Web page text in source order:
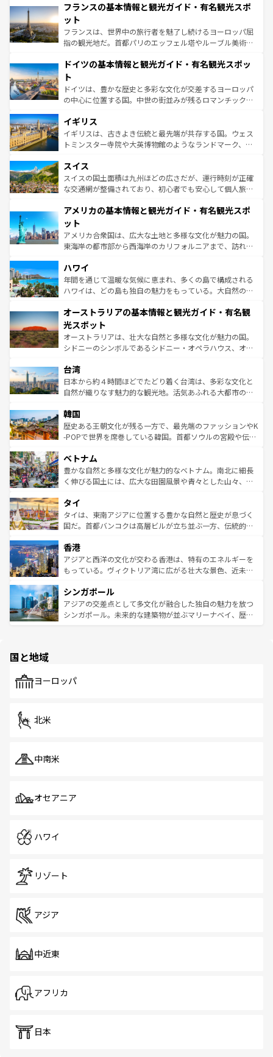
ませてくれるイタリアで、忘れられない旅をしてみよう！
なお、新着のイタリア情報は
しい。
文化が根付くこの国では、情熱的なフラメンコ、熱気あふ
れる闘牛、そして美味しいタパスが生活の一部となってい
る。首都マドリードの洗練された雰囲気や、バルセロナの
アートに溢れた街角から、地方では古代ローマ遺跡や中世
せる。地方によって風土や気候が異なるスペインはその個
ンテンツ一覧 を参照してほしい。
フランスの基本情報と観光ガイド・有名観光スポ
ット
フランスは、世界中の旅行者を魅了し続けるヨーロッパ屈
指の観光地だ。首都パリのエッフェル塔やルーブル美術館
で、幅広い魅力が詰まっている。華麗な宮殿、歴史的な大
聖堂、美しいビーチ、そして豊かな自然が、訪れる者を心
から魅了する。また、フランスは美食の国としても知ら
れ、フランス料理はユネスコ無形文化遺産にも登録されて
香り高いラベンダー畑など、多彩な楽しみ方が可能だ。さ
らに、パリ以外の地域にも魅力が溢れており、どの街角に
も豊かな歴史と文化が息づいている。パリ以外の個性あふ
を参照してほしい。
ドイツの基本情報と観光ガイド・有名観光スポッ
ト
ドイツは、豊かな歴史と多彩な文化が交差するヨーロッパ
の中心に位置する国。中世の街並みが残るロマンチック街
顔を持つこの国は、どこを歩いても飽きることがない。ベ
ルリンの文化的活気、バイエルン州のアルプスの絶景、そ
してライン川沿いのワイン畑といった風景は必見。ビール
は、お酒好きな人にはぜひ体験してほしい。 なお、新着の
ドイツ情報はコンテンツ一覧を参照してほしい。
イギリス
イギリスは、古きよき伝統と最先端が共存する国。ウェス
トミンスター寺院や大英博物館のようなランドマーク、歴
リアごとに異なる魅力がある。また、優雅なアフタヌーン
ティー、ビール好きにはたまらない英国パブ、サッカー観
戦など、本場だからこそできる体験も豊富。イギリスを旅
ンツ一覧を参照してほしい。
スイス
スイスの国土面積は九州ほどの広さだが、運行時刻が正確
な交通網が整備されており、初心者でも安心して個人旅行
の建物がそのまま残る町や、スイスならではのユニークな
博物館もあり、アルプス観光だけでなく町歩きも満喫する
ことができる。国民の所得が高いため物価も高いが、旅行
者向けの交通パス提供のサービスもあり、うまく活用すれ
着のスイス情報は
アメリカの基本情報と観光ガイド・有名観光スポ
ット
アメリカ合衆国は、広大な土地と多様な文化が魅力の国。
東海岸の都市部から西海岸のカリフォルニアまで、訪れる
のような巨大都市は、観光、ショッピング、エンターテイ
ンメントが詰まった刺激的なスポットだ。一方、アメリカ
西部には大自然が広がり、グランドキャニオンやイエロー
部のニューオーリンズでは、音楽と美食が融合した独特の
文化が魅力。旅行者はアメリカの各地域で異なる魅力を楽
しみながら、その多様性と豊かな歴史を感じることができ
るだろう。車でのロードトリップや列車の旅も、アメリカ
情報は
ハワイ
年間を通じて温暖な気候に恵まれ、多くの島で構成される
ハワイは、どの島も独自の魅力をもっている。大自然の神
ワイ島は見逃せない。また、定番の観光地といえばオアフ
島だが、静かな自然を求めるならマウイ島やカウアイ島が
おすすめ。エメラルドグリーンに輝く海をはじめ、豊かな
文化や歴史が息づいている。「アロハスピリット」と呼ば
人々、おいしいローカルフードやハワイアンミュージッ
ク、伝統的なフラダンスなど、すべてがハワイの魅力を彩
っている。訪れるたびに新しい発見と感動が待っているハ
はコンテンツ一覧
オーストラリアの基本情報と観光ガイド・有名観
光スポット
オーストラリアは、壮大な自然と多様な文化が魅力の国。
シドニーのシンボルであるシドニー・オペラハウス、オー
リアリーフや大陸中央部にそびえるウルル（エアーズロッ
ク）、タスマニアの美しい原生林やケアンズの熱帯雨林な
ど、見どころがたくさん。また、カフェやワイン、オージ
いる。アクティビティも充実しており、サーフィンやダイ
ビング、ハイキングなど、アウトドア好きにはたまらな
い。オーストラリアの多彩な魅力を存分に味わいつくそ
参照してほしい。
台湾
日本から約４時間ほどでたどり着く台湾は、多彩な文化と
自然が織りなす魅力的な観光地。活気あふれる大都市の台
ン）、静ひつな山岳地帯である台湾東部など、都市の喧騒
と山間の静けさが共存しており、訪れる人に新しい発見と
驚きをもたらしてくれる。また、奥深い台湾の食文化も魅
容にもいいと評判のスイーツなど、バラエティ豊かな料理
が味わえる。 なお、新着の台湾情報は コンテンツ一覧を参
照してほしい。
韓国
歴史ある王朝文化が残る一方で、最先端のファッションやK
-POPで世界を席巻している韓国。首都ソウルの宮殿や伝統
き、地方に足を延ばせば四季折々の自然美を楽しむことが
できる。そして、キムチや焼肉、絶品のストリートフード
まで、さまざまな韓国料理が待っている。夜には、韓国な
リティに包まれながら、韓国の多彩な魅力を心ゆくまで味
わってみてほしい。 なお、新着の韓国情報はコンテンツ一
覧を参照してほしい。
ベトナム
豊かな自然と多様な文化が魅力的なベトナム。南北に細長
く伸びる国土には、広大な田園風景や青々とした山々、世
急速な発展と共に伝統が息づく。ハノイの古い町並みやホ
ーチミン市のフランス統治時代の建物も、独特の雰囲気を
醸し出している。また、バラエティの豊かさとおいしさで
とつ。フォーやバインミー、ベトナムコーヒーなどは、ぜ
ひ現地で味わいたい。どの地域を訪れてもあたたかい人々
が旅行者を迎えてくれるので、きっと忘れられない旅にな
参照してほしい。
タイ
タイは、東南アジアに位置する豊かな自然と歴史が息づく
国だ。首都バンコクは高層ビルが立ち並ぶ一方、伝統的な
の活気が交差している。北部ではチェンマイなどの山岳地
帯で自然と触れ合い、南部ではプーケットやクラビの美し
いビーチでリゾート気分を楽しむことができる。タイ料理
激する。気候は一年中温暖で、どの季節にも異なる楽しみ
が待っている。親しみやすいタイの人々、仏教を中心とし
た文化、そして多様な観光資源が、訪れる旅人を魅了し続
香港
アジアと西洋の文化が交わる香港は、特有のエネルギーを
もっている。ヴィクトリア湾に広がる壮大な景色、近未来
み、どこを訪れても感動するはず。観光スポットが密集し
ており、効率よく見どころを回れるのも魅力。息をのむよ
うな絶景から文化的な体験まで、香港を存分に楽しみ尽く
シンガポール
アジアの交差点として多文化が融合した独自の魅力を放つ
シンガポール。未来的な建築物が並ぶマリーナベイ、歴史
で、ホーカーズは地元の風情を楽しめる外せないスポット
国と地域
ヨーロッパ
北米
中南米
オセアニア
ハワイ
リゾート
アジア
中近東
アフリカ
日本